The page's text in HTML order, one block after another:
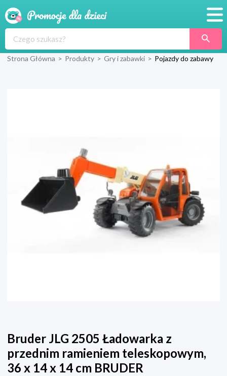
Produkty
Strona Główna > Produkty > Gry i zabawki > Pojazdy do zabawy
Bruder JLG 2505 Ładowarka z
przednim ramieniem teleskopowym,
36 x 14 x 14 cm BRUDER